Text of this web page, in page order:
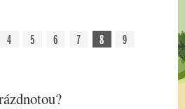
4 5 6 7 8
9